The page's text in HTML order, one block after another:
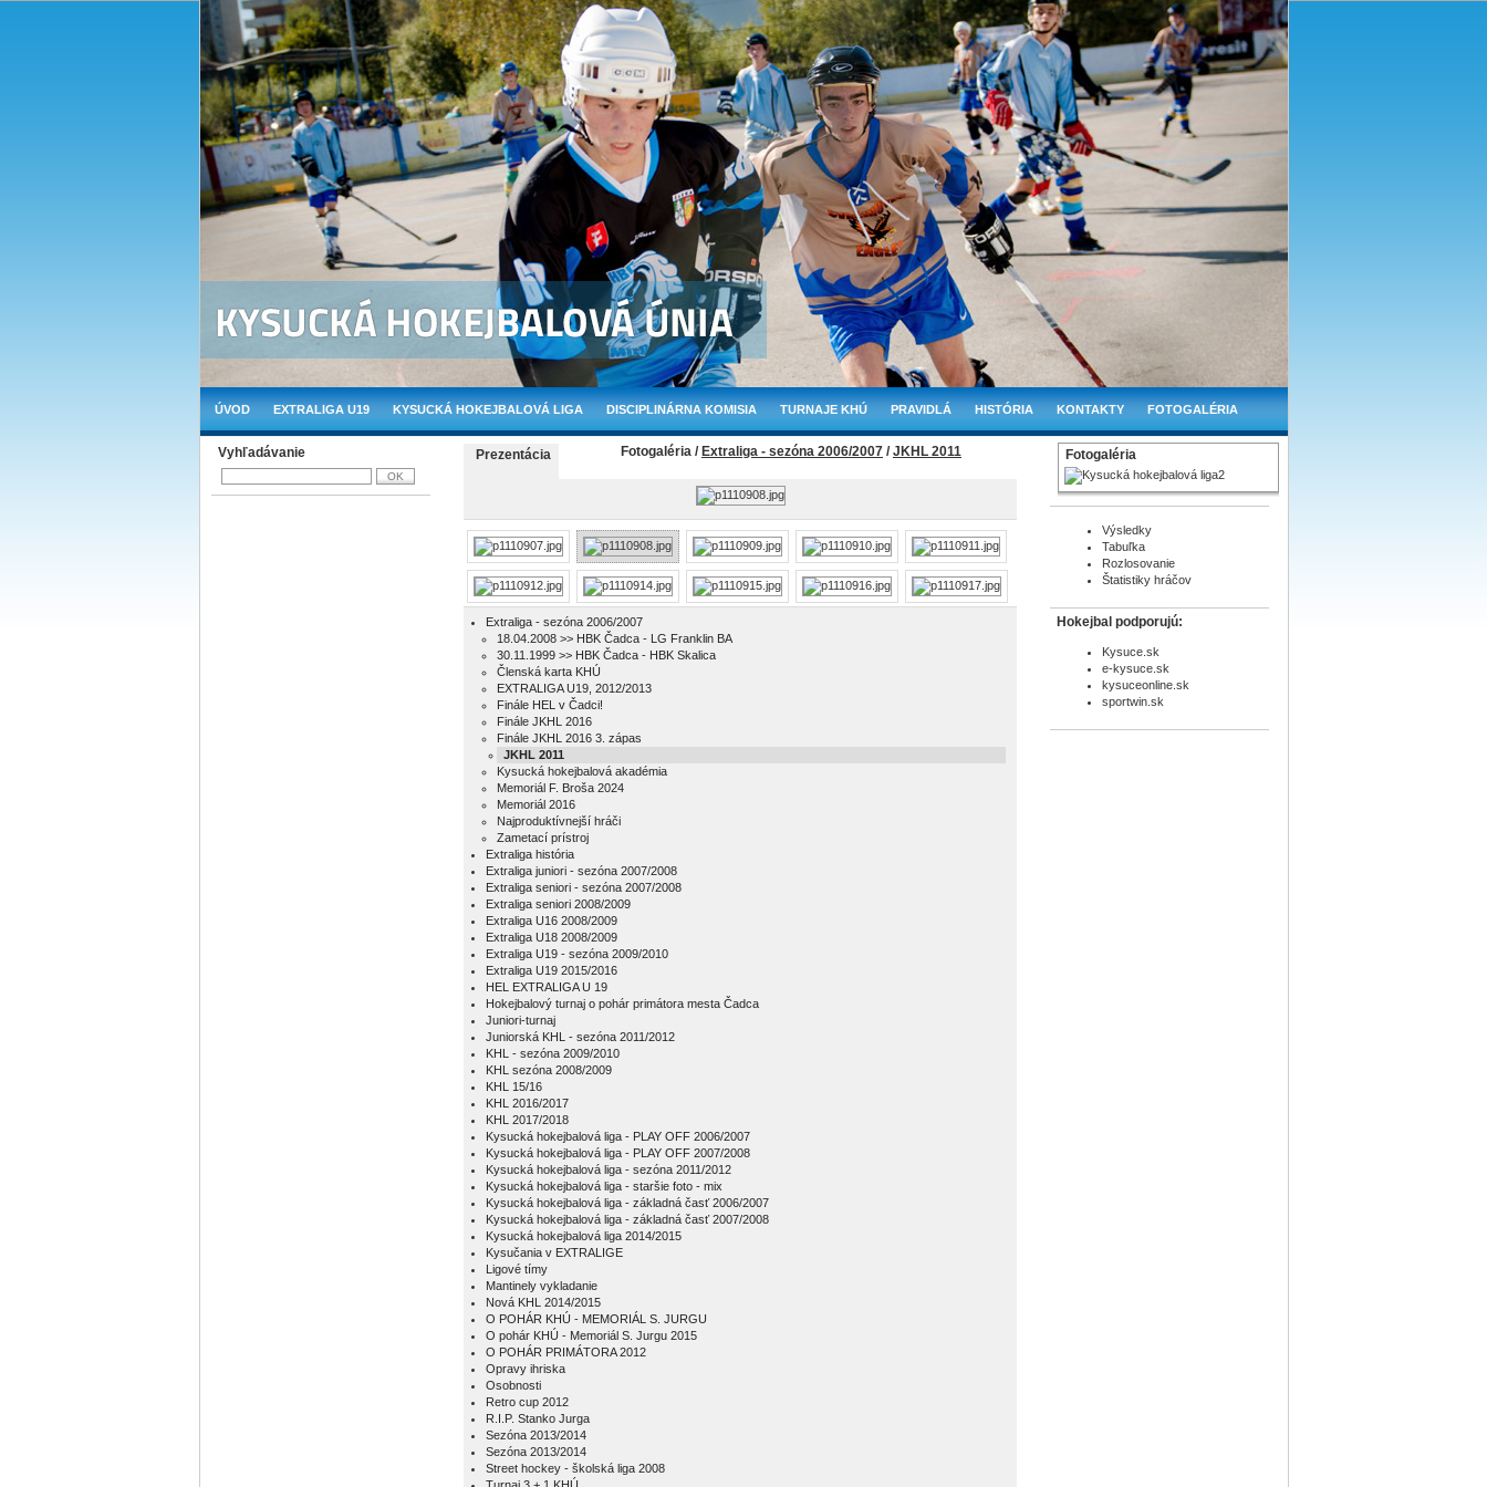
ÚVOD EXTRALIGA U19 KYSUCKÁ HOKEJBALOVÁ LIGA DISCIPLINÁRNA KOMISIA TURNAJE KHÚ PRAVIDLÁ HISTÓRIA KONTAKTY FOTOGALÉRIA
Vyhľadávanie Prezentácia Fotogaléria / Extraliga - sezóna 2006/2007 /JKHL 2011
Extraliga - sezóna 2006/2007
18.04.2008 >> HBK Čadca - LG Franklin BA
30.11.1999 >> HBK Čadca - HBK Skalica
Členská karta KHÚ
EXTRALIGA U19, 2012/2013
Finále HEL v Čadci!
Finále JKHL 2016
Finále JKHL 2016 3. zápas
JKHL 2011
Kysucká hokejbalová akadémia
Memoriál F. Broša 2024
Memoriál 2016
Najproduktívnejší hráči
Zametací prístroj
Extraliga história
Extraliga juniori - sezóna 2007/2008
Extraliga seniori - sezóna 2007/2008
Extraliga seniori 2008/2009
Extraliga U16 2008/2009
Extraliga U18 2008/2009
Extraliga U19 - sezóna 2009/2010
Extraliga U19 2015/2016
HEL EXTRALIGA U 19
Hokejbalový turnaj o pohár primátora mesta Čadca
Juniori-turnaj
Juniorská KHL - sezóna 2011/2012
KHL - sezóna 2009/2010
KHL sezóna 2008/2009
KHL 15/16
KHL 2016/2017
KHL 2017/2018
Kysucká hokejbalová liga - PLAY OFF 2006/2007
Kysucká hokejbalová liga - PLAY OFF 2007/2008
Kysucká hokejbalová liga - sezóna 2011/2012
Kysucká hokejbalová liga - staršie foto - mix
Kysucká hokejbalová liga - základná časť 2006/2007
Kysucká hokejbalová liga - základná časť 2007/2008
Kysucká hokejbalová liga 2014/2015
Kysučania v EXTRALIGE
Ligové tímy
Mantinely vykladanie
Nová KHL 2014/2015
O POHÁR KHÚ - MEMORIÁL S. JURGU
O pohár KHÚ - Memoriál S. Jurgu 2015
O POHÁR PRIMÁTORA 2012
Opravy ihriska
Osobnosti
Retro cup 2012
R.I.P. Stanko Jurga
Sezóna 2013/2014
Sezóna 2013/2014
Street hockey - školská liga 2008
Fotogaléria
Výsledky
Tabuľka
Rozlosovanie
Štatistiky hráčov
Hokejbal podporujú:
Kysuce.sk
e-kysuce.sk
kysuceonline.sk
sportwin.sk